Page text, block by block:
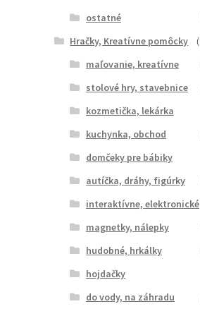
ostatné
Hračky, Kreatívne pomôcky
maľovanie, kreatívne
stolové hry, stavebnice
kozmetička, lekárka
kuchynka, obchod
domčeky pre bábiky
autíčka, dráhy, figúrky
interaktívne, elektronické
magnetky, nálepky
hudobné, hrkálky
hojdačky
do vody, na záhradu